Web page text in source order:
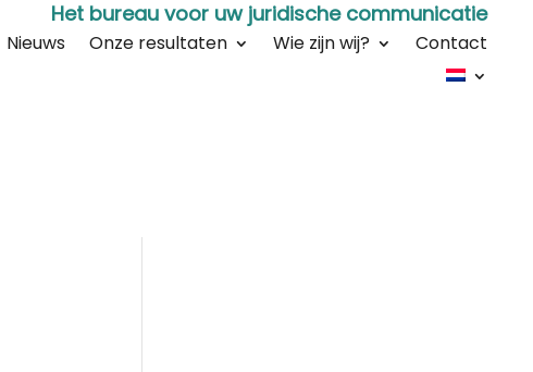
Het bureau voor uw juridische communicatie
Nieuws Onze resultaten Wie zijn wij? Contact